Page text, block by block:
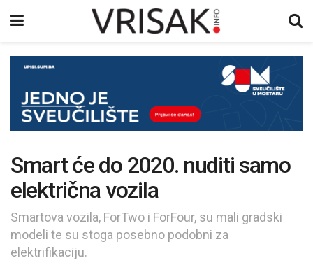
Smart će do 2020. nuditi samo
električna vozila
Smartova vozila, ForTwo i ForFour, su mali gradski
modeli te su stoga posebno podobni za
elektrifikaciju.